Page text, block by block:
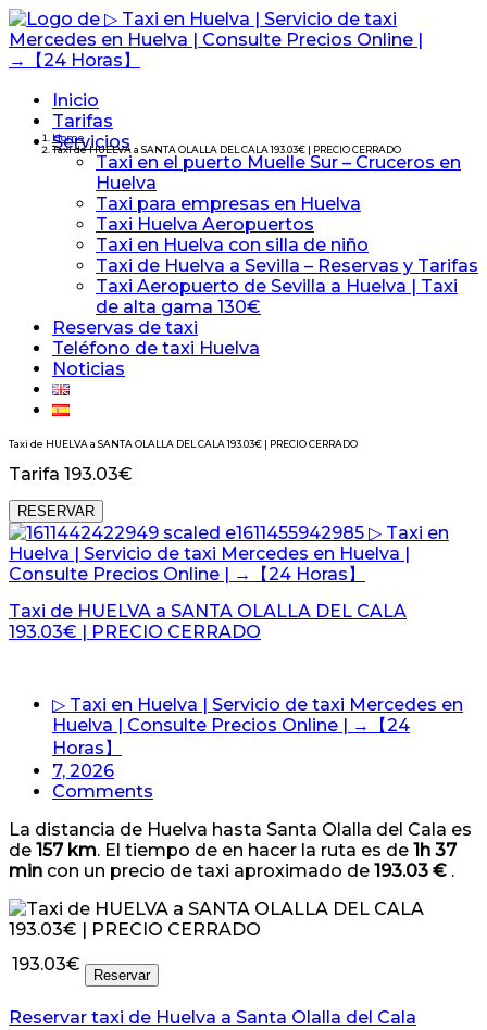
Inicio
Tarifas
Servicios
Taxi en el puerto Muelle Sur – Cruceros en
Huelva
Taxi para empresas en Huelva
Taxi Huelva Aeropuertos
Taxi en Huelva con silla de niño
Taxi de Huelva a Sevilla – Reservas y Tarifas
Taxi Aeropuerto de Sevilla a Huelva | Taxi
de alta gama 130€
Reservas de taxi
Teléfono de taxi Huelva
Noticias
Taxi de HUELVA a SANTA OLALLA DEL CALA 193.03€ | PRECIO CERRADO
Home
Taxi de HUELVA a SANTA OLALLA DEL CALA 193.03€ | PRECIO CERRADO
Tarifa 193.03€
RESERVAR
Taxi de HUELVA a SANTA OLALLA DEL CALA
193.03€ | PRECIO CERRADO
▷ Taxi en Huelva | Servicio de taxi Mercedes en
Huelva | Consulte Precios Online | →【24
Horas】
7, 2026
Comments
La distancia de Huelva hasta Santa Olalla del Cala es
de 157 km. El tiempo de en hacer la ruta es de 1h 37
min con un precio de taxi aproximado de 193.03 € .
193.03€
Reservar
Reservar taxi de Huelva a Santa Olalla del Cala